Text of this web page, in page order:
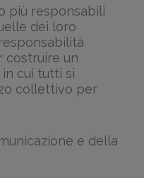
più responsabili
dei loro
costruire un
cui tutti si
collettivo per
e della